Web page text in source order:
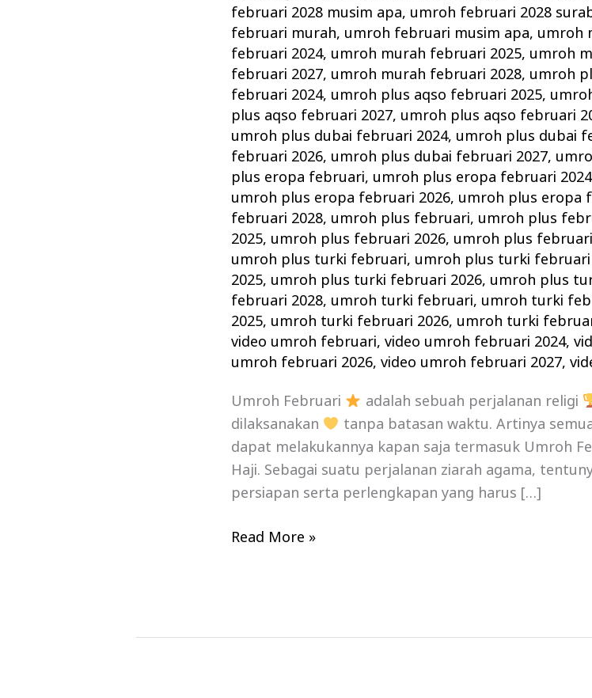
februari 2028 musim apa, umroh februari 2028
februari murah, umroh februari musim apa, umroh
februari 2024, umroh murah februari 2025, umroh
februari 2027, umroh murah februari 2028, umroh
februari 2024, umroh plus aqso februari 2025,
plus aqso februari 2027, umroh plus aqso februari
umroh plus dubai februari 2024, umroh plus dubai
februari 2026, umroh plus dubai februari 2027,
plus eropa februari, umroh plus eropa februari 2024
umroh plus eropa februari 2026, umroh plus eropa
februari 2028, umroh plus februari, umroh plus
2025, umroh plus februari 2026, umroh plus
umroh plus turki februari, umroh plus turki februari
2025, umroh plus turki februari 2026, umroh plus
februari 2028, umroh turki februari, umroh turki
2025, umroh turki februari 2026, umroh turki
video umroh februari,video umroh februari 2024,
umroh februari 2026,video umroh februari 2027,
Umroh Februari adalah sebuah perjalanan religi
dilaksanakan
tanpa batasan waktu. Artinya
dapat melakukannya kapan saja termasuk Umroh
Haji. Sebagai suatu perjalanan ziarah agama,
persiapan serta perlengkapan yang harus […]
Read More »